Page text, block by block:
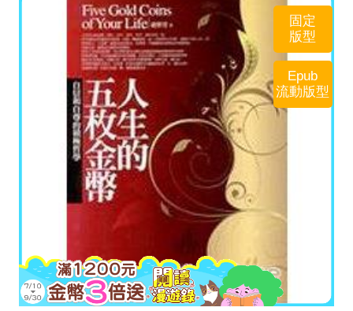
固定
版型
Epub
流動版型